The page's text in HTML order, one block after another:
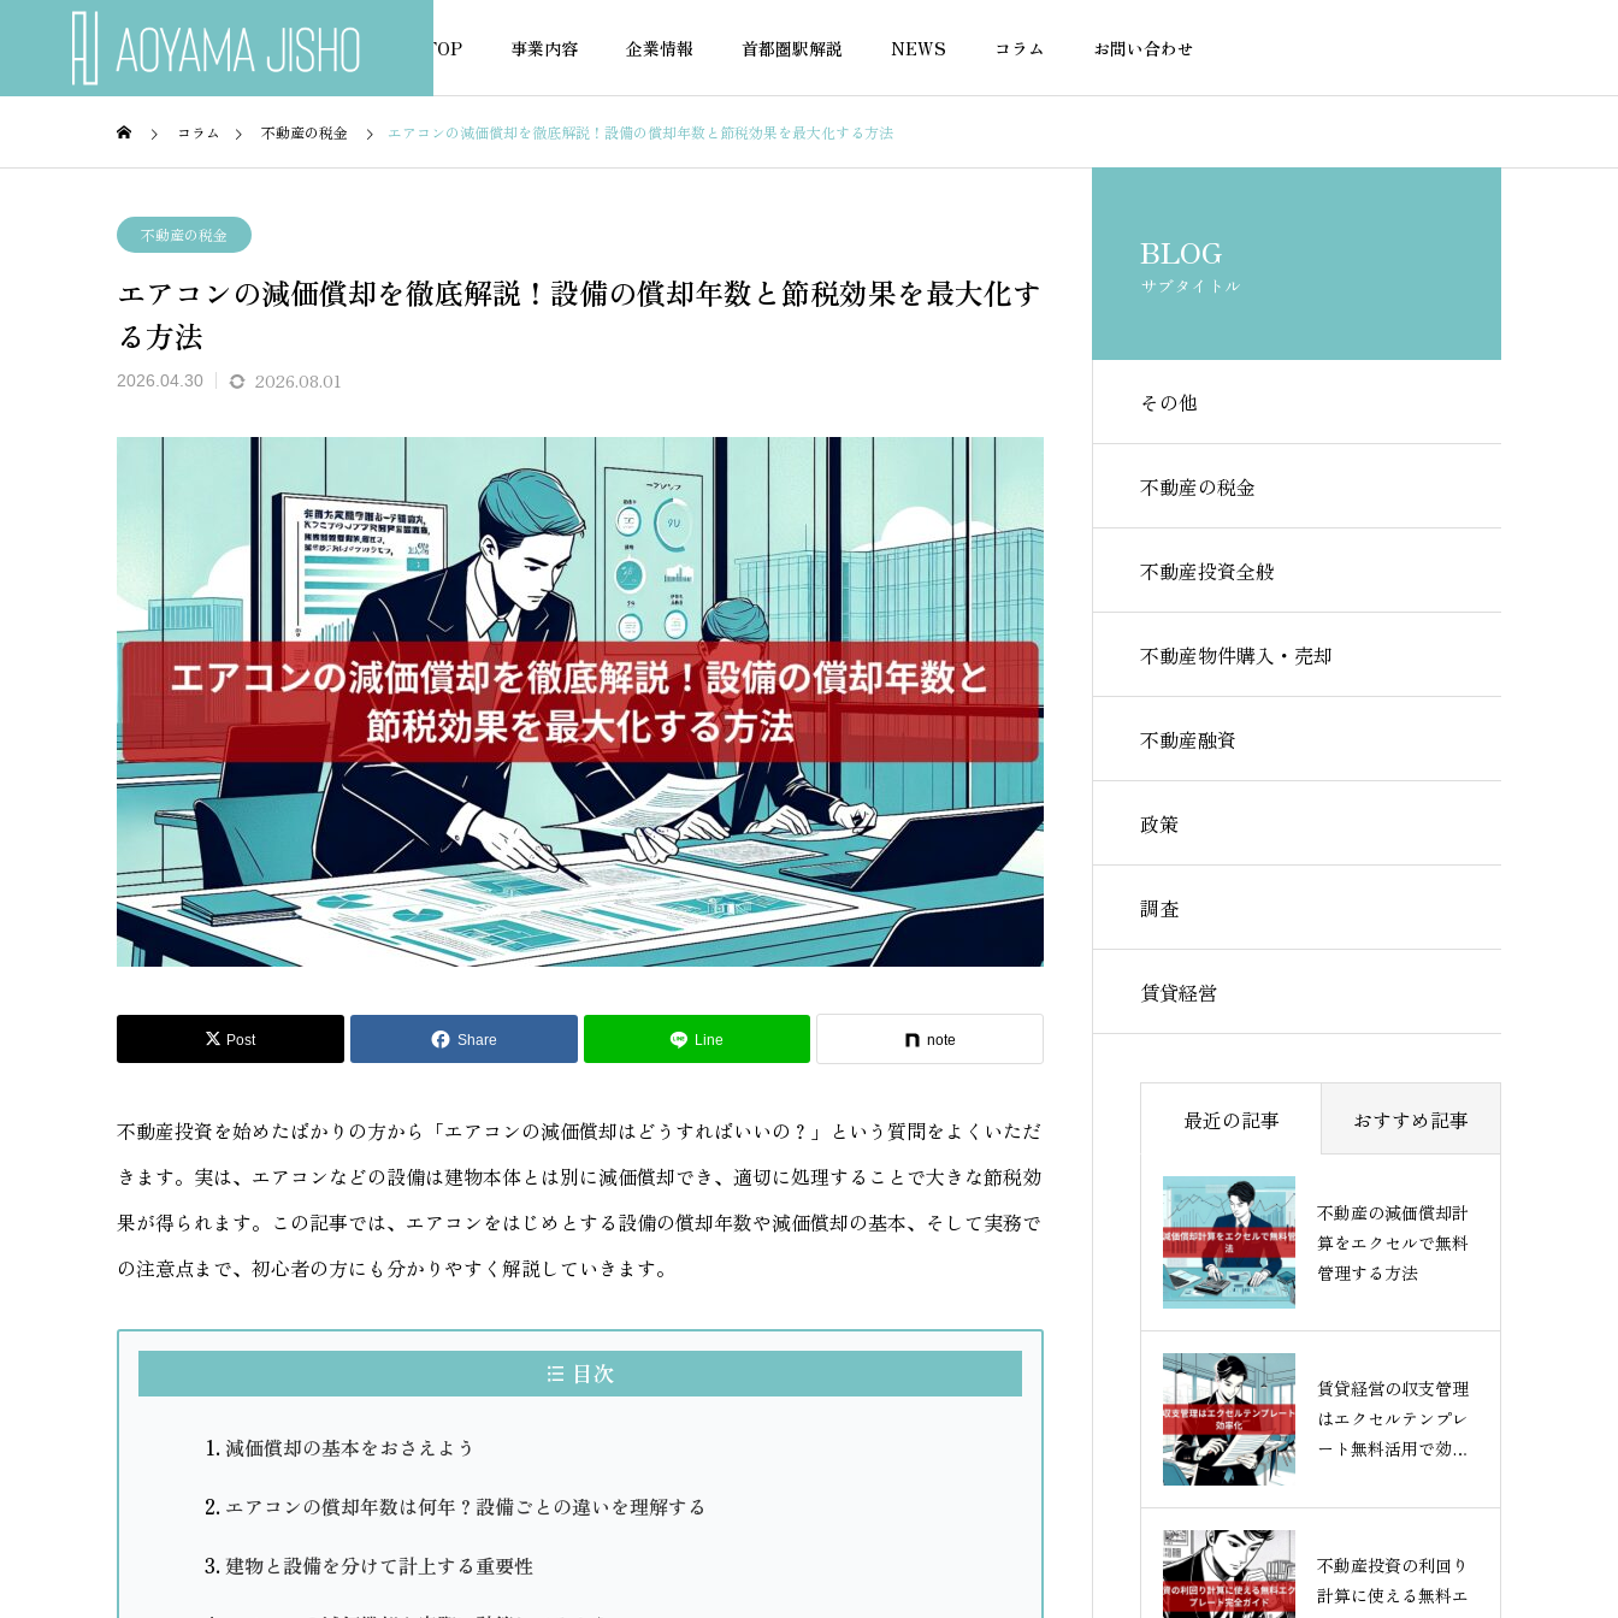
TOP 事業内容 企業情報 首都圏駅解説 NEWS コラム お問い合わせ
NEWS
お知らせ
不動産の減価償却計算をエク
賃貸経営の収支管理はエクセ
ルテンプレート無料活用で効
率化
不動産投資の利回り計算に使
アパート事業計画書をエクセ
方ガイド
不動産投資の
コラム 不動産の税金 エアコンの減価償却を徹底解説！設備の償却年数と節税効果を最大化する方法
不動産の税金
エアコンの減価償却を徹底解説！設備の償却年数と節税効果を最大化す
る方法
2026.04.30 2026.08.01
Post Share Line note
不動産投資を始めたばかりの方から「エアコンの減価償却はどうすればいいの？」という質問をよくいただ
きます。実は、エアコンなどの設備は建物本体とは別に減価償却でき、適切に処理することで大きな節税効
果が得られます。この記事では、エアコンをはじめとする設備の償却年数や減価償却の基本、そして実務で
の注意点まで、初心者の方にも分かりやすく解説していきます。
目次
減価償却の基本をおさえよう
エアコンの償却年数は何年？設備ごとの違いを理解する
建物と設備を分けて計上する重要性
BLOG
サブタイトル
その他
不動産の税金
不動産投資全般
不動産物件購入・売却
不動産融資
政策
調査
賃貸経営
最近の記事 おすすめ記事
不動産の減価償却計
算をエクセルで無料
管理する方法
賃貸経営の収支管理
はエクセルテンプレ
ート無料活用で効率
不動産投資の利回り
計算に使える無料エ